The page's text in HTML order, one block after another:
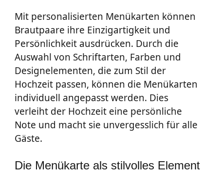
Mit personalisierten Menükarten können
Brautpaare ihre Einzigartigkeit und
Persönlichkeit ausdrücken. Durch die
Auswahl von Schriftarten, Farben und
Designelementen, die zum Stil der
Hochzeit passen, können die Menükarten
individuell angepasst werden. Dies
verleiht der Hochzeit eine persönliche
Note und macht sie unvergesslich für alle
Gäste.
Die Menükarte als stilvolles Element